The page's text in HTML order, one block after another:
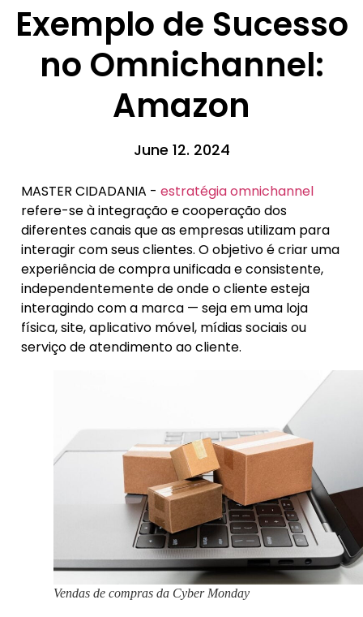
Exemplo de Sucesso
no Omnichannel:
Amazon
June 12. 2024
MASTER CIDADANIA - estratégia omnichannel
refere-se à integração e cooperação dos
diferentes canais que as empresas utilizam para
interagir com seus clientes. O objetivo é criar uma
experiência de compra unificada e consistente,
independentemente de onde o cliente esteja
interagindo com a marca — seja em uma loja
física, site, aplicativo móvel, mídias sociais ou
serviço de atendimento ao cliente.
Vendas de compras da Cyber Monday